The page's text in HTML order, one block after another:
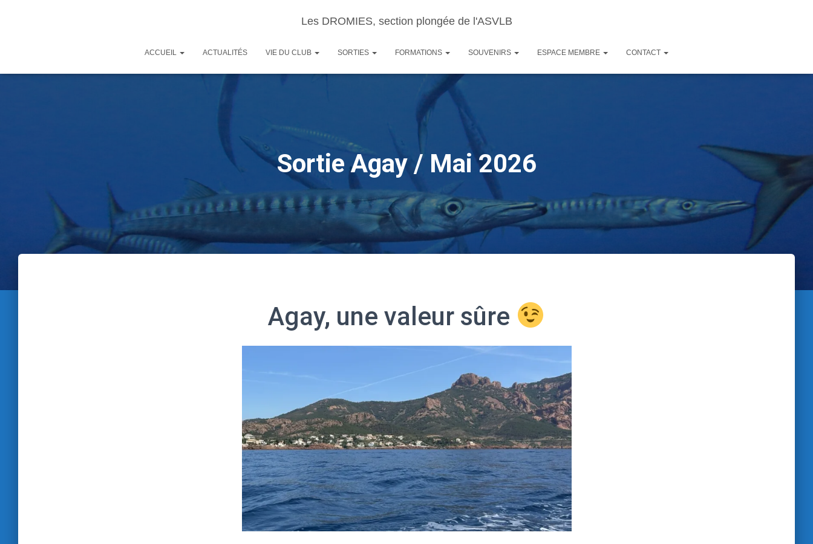
Les DROMIES, section plongée de l'ASVLB
ACCUEIL ACTUALITÉS VIE DU CLUB SORTIES FORMATIONS SOUVENIRS ESPACE MEMBRE CONTACT
Sortie Agay / Mai 2026
Agay, une valeur sûre